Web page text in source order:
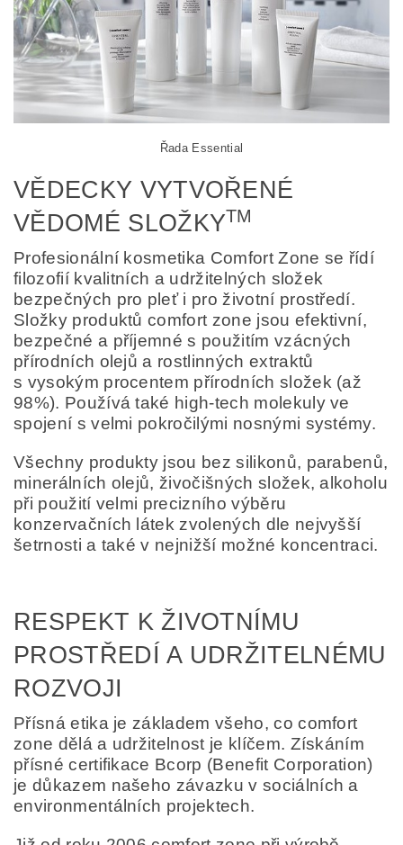
Řada Essential
VĚDECKY VYTVOŘENÉ
VĚDOMÉ SLOŽKYTM
Profesionální kosmetika Comfort Zone se řídí
filozofií kvalitních a udržitelných složek
bezpečných pro pleť i pro životní prostředí.
Složky produktů comfort zone jsou efektivní,
bezpečné a příjemné s použitím vzácných
přírodních olejů a rostlinných extraktů
s vysokým procentem přírodních složek (až
98%). Používá také high-tech molekuly ve
spojení s velmi pokročilými nosnými systémy.
Všechny produkty jsou bez silikonů, parabenů,
minerálních olejů, živočišných složek, alkoholu
při použití velmi precizního výběru
konzervačních látek zvolených dle nejvyšší
šetrnosti a také v nejnižší možné koncentraci.
RESPEKT K ŽIVOTNÍMU
PROSTŘEDÍ A UDRŽITELNÉMU
ROZVOJI
Přísná etika je základem všeho, co comfort
zone dělá a udržitelnost je klíčem. Získáním
přísné certifikace Bcorp (Benefit Corporation)
je důkazem našeho závazku v sociálních a
environmentálních projektech.